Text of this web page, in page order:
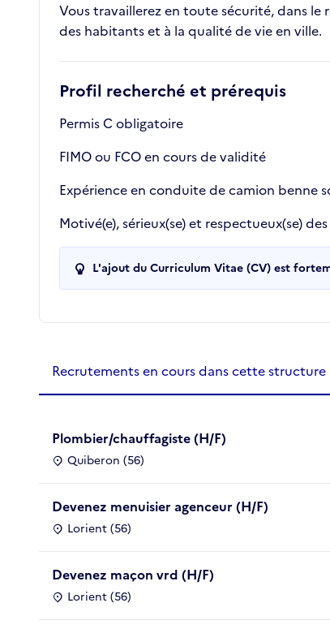
Vous travaillerez en toute sécurité, dans
des habitants et à la qualité de vie en ville.
Profil recherché et prérequis
Permis C obligatoire
FIMO ou FCO en cours de validité
Expérience en conduite de camion benne
Motivé(e), sérieux(se) et respectueux(se)
L'ajout du Curriculum Vitae (CV) est
Recrutements de la structure
Recrutements en cours dans cette structure
Plombier/chauffagiste (H/F)
Quiberon (56)
Devenez menuisier agenceur (H/F)
Lorient (56)
Devenez maçon vrd (H/F)
Lorient (56)